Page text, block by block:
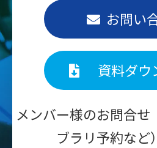
お問い
資料ダウ
メンバー様のお問合せ
ブラリ予約など